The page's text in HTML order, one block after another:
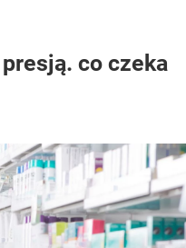
co czeka